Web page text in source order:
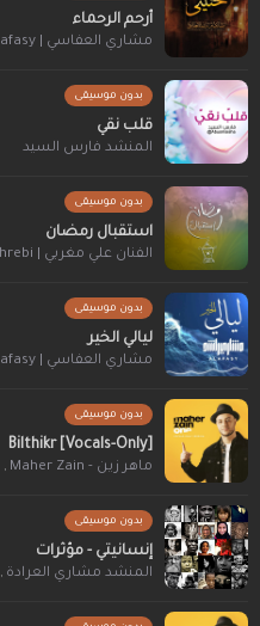
أرحم الرحماء
مشاري العفاسي | Mishary Alafasy
بدون موسيقى
قلب نقي
المنشد فارس السيد
بدون موسيقى
استقبال رمضان
الفنان علي مغربي | Ali Maghrebi
بدون موسيقى
ليالي الخير
مشاري العفاسي | Mishary Alafasy
بدون موسيقى
Bilthikr [Vocals-Only]
ماهر زين - Maher Zain ,
بدون موسيقى
إنسانيتي - مؤثرات
المنشد مشاري العرادة ,